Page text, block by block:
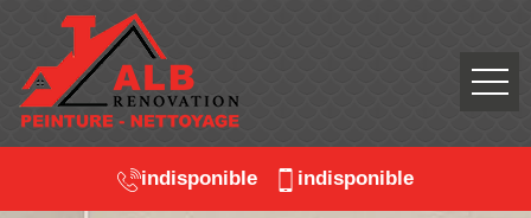
indisponible indisponible